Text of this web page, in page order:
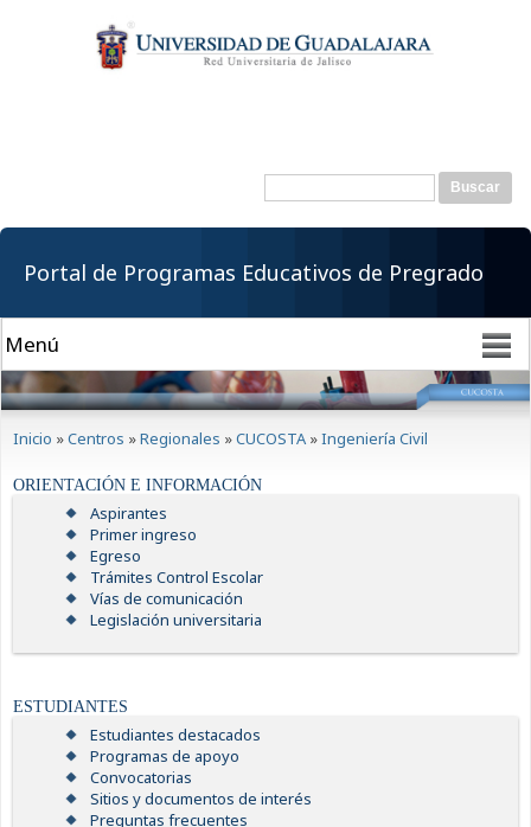
contenido
principal
Formulario de
Buscar
Portal de Programas Educativos de Pregrado
Inicio »Centros »Regionales »CUCOSTA »Ingeniería Civil
ORIENTACIÓN E INFORMACIÓN
Aspirantes
Primer ingreso
Egreso
Trámites Control Escolar
Vías de comunicación
Legislación universitaria
ESTUDIANTES
Estudiantes destacados
Programas de apoyo
Convocatorias
Sitios y documentos de interés
Preguntas frecuentes